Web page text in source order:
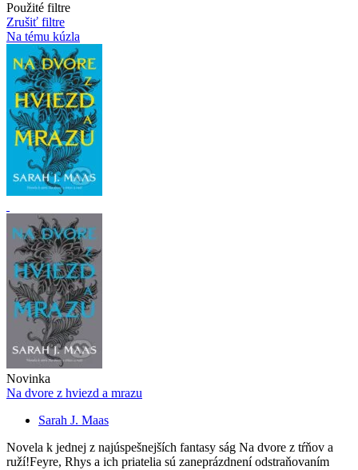
Použité filtre
Zrušiť filtre
Na tému kúzla
Novinka
Na dvore z hviezd a mrazu
Sarah J. Maas
Novela k jednej z najúspešnejších fantasy ság Na dvore z tŕňov a
ruží!Feyre, Rhys a ich priatelia sú zaneprázdnení odstraňovaním